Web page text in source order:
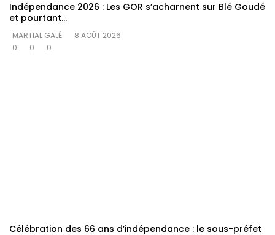
Indépendance 2026 : Les GOR s’acharnent sur Blé Goudé
et pourtant…
MARTIAL GALÉ
8 AOÛT 2026
0
0 0
Célébration des 66 ans d’indépendance : le sous-préfet